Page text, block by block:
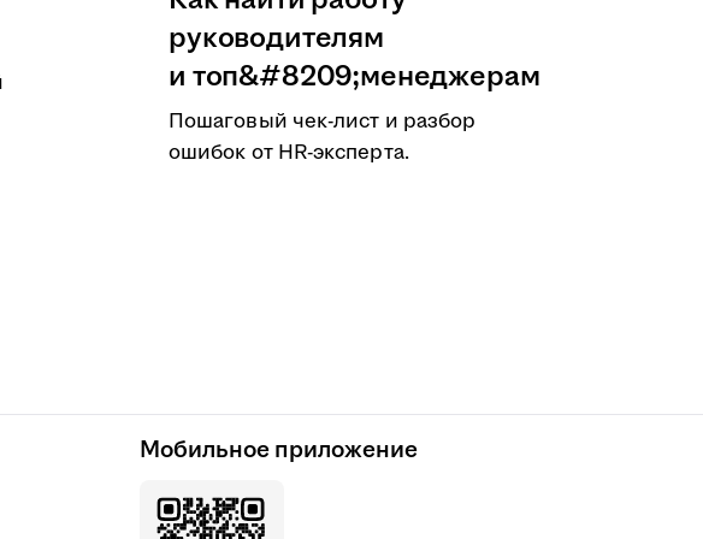
руководителям
и топ&#8209;менеджерам
Пошаговый чек-лист и разбор
ошибок от HR-эксперта.
Мобильное приложение